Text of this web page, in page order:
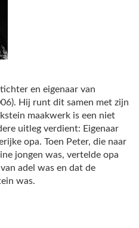
en eigenaar van
Hij runt dit samen met zijn
maakwerk is een niet
uitleg verdient: Eigenaar
opa. Toen Peter, die naar
jongen was, vertelde opa
adel was en dat de
was.